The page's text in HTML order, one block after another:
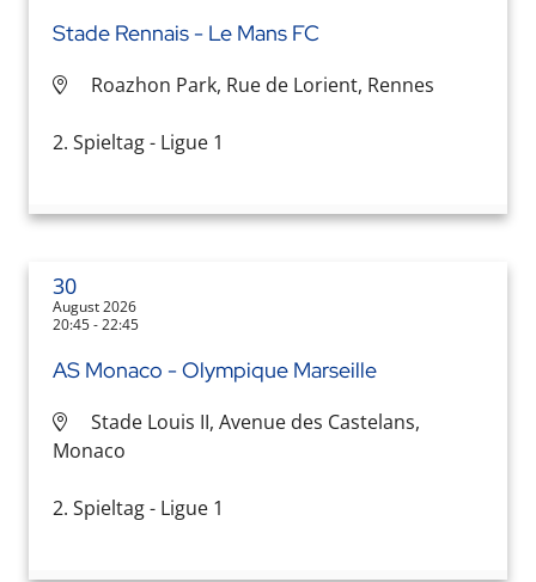
Stade Rennais - Le Mans FC
Roazhon Park, Rue de Lorient, Rennes
2. Spieltag - Ligue 1
30
August 2026
20:45 - 22:45
AS Monaco - Olympique Marseille
Stade Louis II, Avenue des Castelans,
Monaco
2. Spieltag - Ligue 1